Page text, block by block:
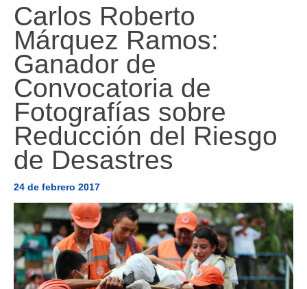
DE QUE SE TRATA
CARIBE
AMÉRICA CENTRAL
AMÉRICA DEL SUR
HERRAMIENTAS Y DOCUMENTOS
Carlos Roberto
Márquez Ramos:
Ganador de
Convocatoria de
Fotografías sobre
Reducción del Riesgo
de Desastres
24 de febrero 2017